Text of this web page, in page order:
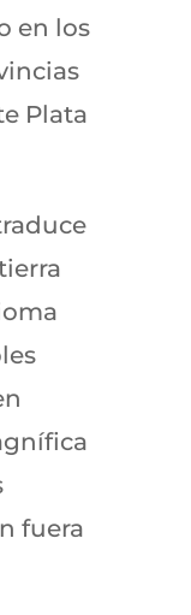
en los
Plata
fuera